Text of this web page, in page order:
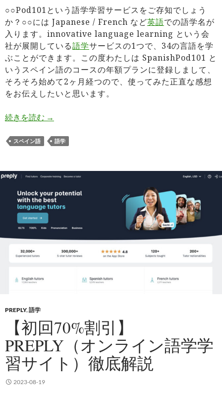
○○Pod101という語学学習サービスをご存知でしょう
か？○○には Japanese / French など英語での語学名が
入ります。innovative language learning という会
社が展開している語学サービスの1つで、34の言語を学
ぶことができます。この度わたしは SpanishPod101 と
いうスペイン語のコースの年額プランに登録しまして、
そろそろ始めて2ヶ月経つので、使ってみた正直な感想
をお伝えしたいと思います。
続きを読む SpanishPod101を2ヶ月続けてみた正直な感想
→
スペイン語 語学
PREPLY,語学
【初回70%割引】
PREPLY（オンライン語学学
習サイト）徹底解説
2023-08-19